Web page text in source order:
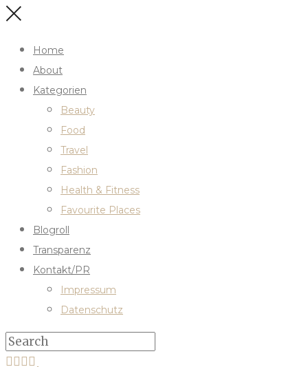
Home
About
Kategorien
Beauty
Food
Travel
Fashion
Health & Fitness
Favourite Places
Blogroll
Transparenz
Kontakt/PR
Impressum
Datenschutz